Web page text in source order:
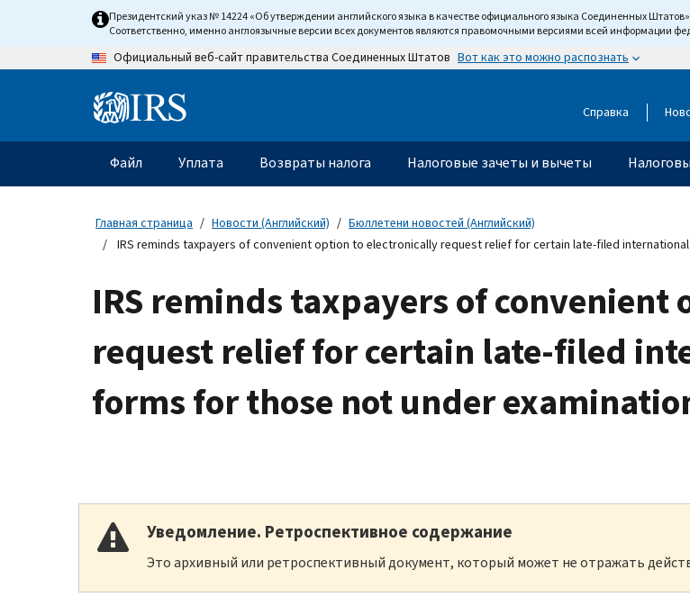
content
Президентский указ № 14224 «Об утверждении английского языка в качестве официального языка Соединенных
Соответственно, именно англоязычные версии всех документов являются правомочными версиями всей информации
Официальный веб-сайт правительства Соединенных Штатов Вот как это можно распознать
Information Справка
Главное
меню
Файл Уплата Возвраты налога Налоговые зачеты и вычеты
Главная страница Новости (Английский)
Бюллетени новостей (Английский)
IRS reminds taxpayers of convenient option to electronically request relief for certain late-filed
IRS reminds taxpayers of
request relief for certain late-filed
forms for those not under
Уведомление. Ретроспективное содержание
Это архивный или ретроспективный документ, который может не отражать